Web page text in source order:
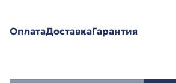
ОплатаДоставкаГарантия